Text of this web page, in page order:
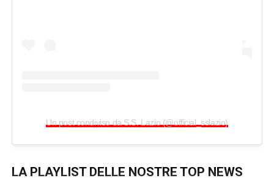
Un post condiviso da S.S. Lazio (@official_sslazio)
LA PLAYLIST DELLE NOSTRE TOP NEWS